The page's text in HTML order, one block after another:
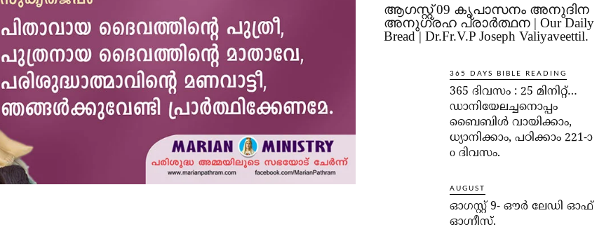
ആഗസ്റ്റ് 09 കൃപാസനം അനുദിന
അനുഗ്രഹ പ്രാർത്ഥന | Our Daily
Bread | Dr.Fr.V.P Joseph Valiyaveettil.
365 DAYS BIBLE READING
365 ദിവസം : 25 മിനിറ്റ്…
ഡാനിയേലച്ചനൊപ്പം
ബൈബിൾ വായിക്കാം,
ധ്യാനിക്കാം, പഠിക്കാം 221-ാ
o ദിവസം.
AUGUST
ഓഗസ്റ്റ് 9- ഔര്‍ ലേഡി ഓഫ്
ഓഗ്നീസ്.